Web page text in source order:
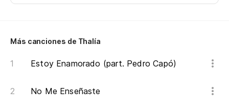
Más canciones de Thalía
Estoy Enamorado (part. Pedro Capó)
No Me Enseñaste